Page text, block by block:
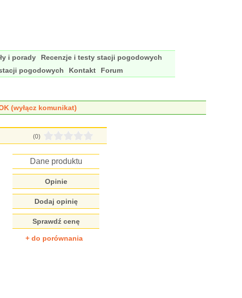
i porady
Recenzje i testy stacji pogodowych
pogodowych Kontakt Forum
(wyłącz komunikat)
(0)
Dane produktu
Opinie
Dodaj opinię
Sprawdź cenę
+ do porównania